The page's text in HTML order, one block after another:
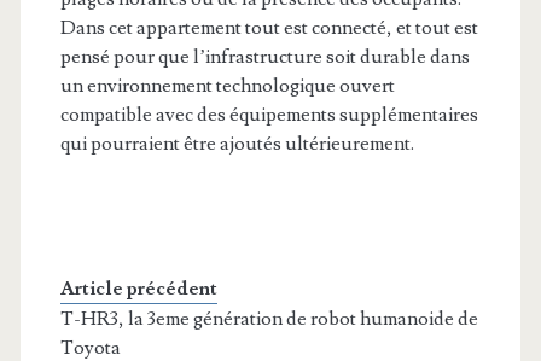
Dans cet appartement tout est connecté, et tout est
pensé pour que l’infrastructure soit durable dans
un environnement technologique ouvert
compatible avec des équipements supplémentaires
qui pourraient être ajoutés ultérieurement.
Article précédent
T-HR3, la 3eme génération de robot humanoide de
Toyota